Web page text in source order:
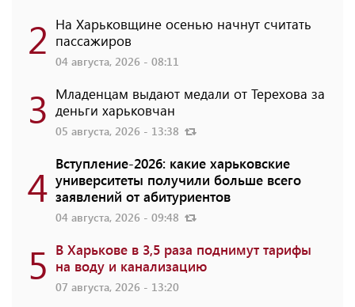
2 На Харьковщине осенью начнут считать
пассажиров
04 августа, 2026 - 08:11
3 Младенцам выдают медали от Терехова за
деньги харьковчан
05 августа, 2026 - 13:38
4 Вступление-2026: какие харьковские
университеты получили больше всего
заявлений от абитуриентов
04 августа, 2026 - 09:48
5 В Харькове в 3,5 раза поднимут тарифы
на воду и канализацию
07 августа, 2026 - 13:20